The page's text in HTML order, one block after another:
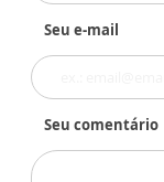
Seu e-mail
Seu comentário